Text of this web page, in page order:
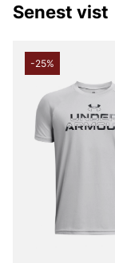
Armour
hjælper Under
Senest vist
-25%